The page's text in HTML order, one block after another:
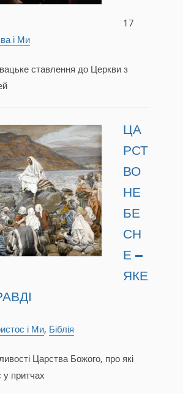
17
і Ми
ставлення до Церкви з
ЦА
РСТ
ВО
НЕ
БЕ
СН
Е –
ЯКЕ
і Ми, Біблія
Царства Божого, про які
у притчах